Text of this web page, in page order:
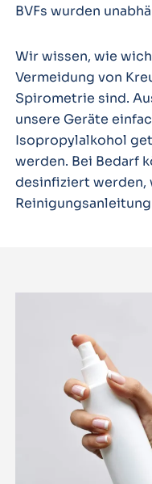
BVFs wurden
Wir wissen, wie
Vermeidung von
Spirometrie sind.
unsere Geräte
Isopropylalkohol
werden. Bei Bedarf
desinfiziert werden,